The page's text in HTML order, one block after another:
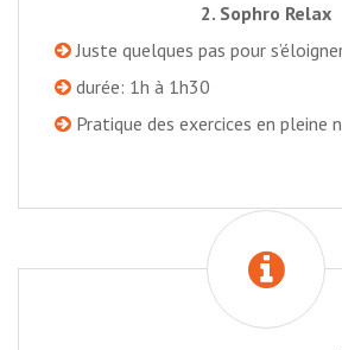
2. Sophro Relax
Juste quelques pas pour
durée: 1h à 1h30
Pratique des exercices en pleine